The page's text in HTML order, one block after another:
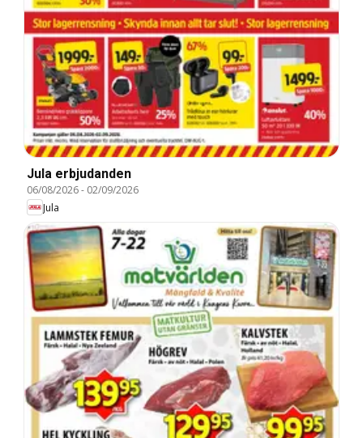
Jula erbjudanden
06/08/2026- 02/09/2026
Jula